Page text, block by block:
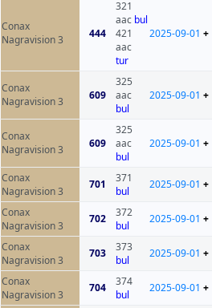
Conax
Nagravision 3
444
321
aac bul
421
aac
tur
2025-09-01 +
Conax
Nagravision 3
609
325
aac
bul
2025-09-01 +
Conax
Nagravision 3
609
325
aac
bul
2025-09-01 +
Conax
Nagravision 3
701
371
bul
2025-09-01 +
Conax
Nagravision 3
702
372
bul
2025-09-01 +
Conax
Nagravision 3
703
373
bul
2025-09-01 +
Conax
Nagravision 3
704
374
bul
2025-09-01 +